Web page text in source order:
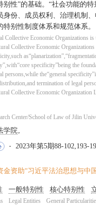
别性”的基础。“社会功能的
身份、成员权利、治理机制
别性制度体系和规范体系。
Collective Economic Organizations
Collective Economic
specificity”being the
persons,while the“general
termination of legal
Collective Economic Organization
Center/School of Law of Jilin
学院
2023年第5期88-102,193-
资助“习近平法治思想与中
一般特别性 核心特别性
Legal Entities General